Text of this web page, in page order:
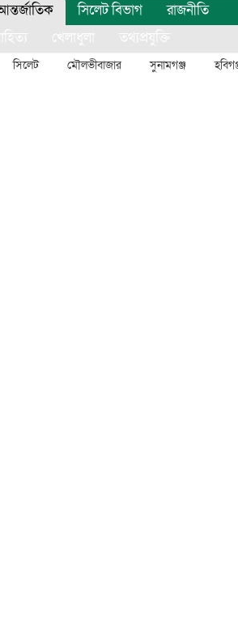
সিলেট বিভাগ
রাজনীতি
খেলাধুলা
তথ্যপ্রযুক্তি
সিলেট মৌলভীবাজার সুনামগঞ্জ